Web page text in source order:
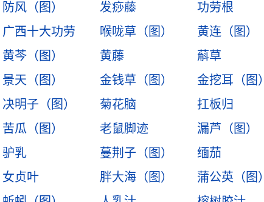
防风（图） 发痧藤 功劳根
广西十大功劳 喉咙草（图） 黄连（图）
黄芩（图） 黄藤 蔛草
景天（图） 金钱草（图） 金挖耳（图）
决明子（图） 菊花脑 扛板归
苦瓜（图） 老鼠脚迹 漏芦（图）
驴乳 蔓荆子（图） 缅茄
女贞叶 胖大海（图） 蒲公英（图）